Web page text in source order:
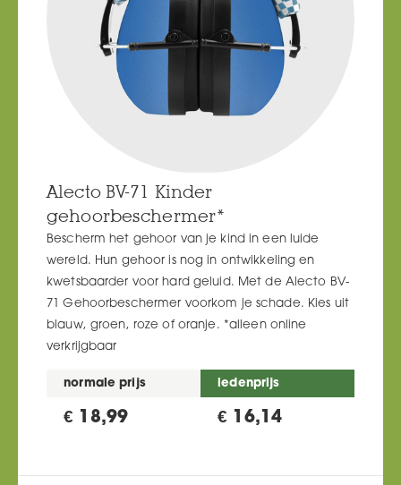
Alecto BV-71 Kinder
gehoorbeschermer*
Bescherm het gehoor van je kind in een luide
wereld. Hun gehoor is nog in ontwikkeling en
kwetsbaarder voor hard geluid. Met de Alecto BV-
71 Gehoorbeschermer voorkom je schade. Kies uit
blauw, groen, roze of oranje. *alleen online
verkrijgbaar
normale prijs
€ 18,99
ledenprijs
€ 16,14